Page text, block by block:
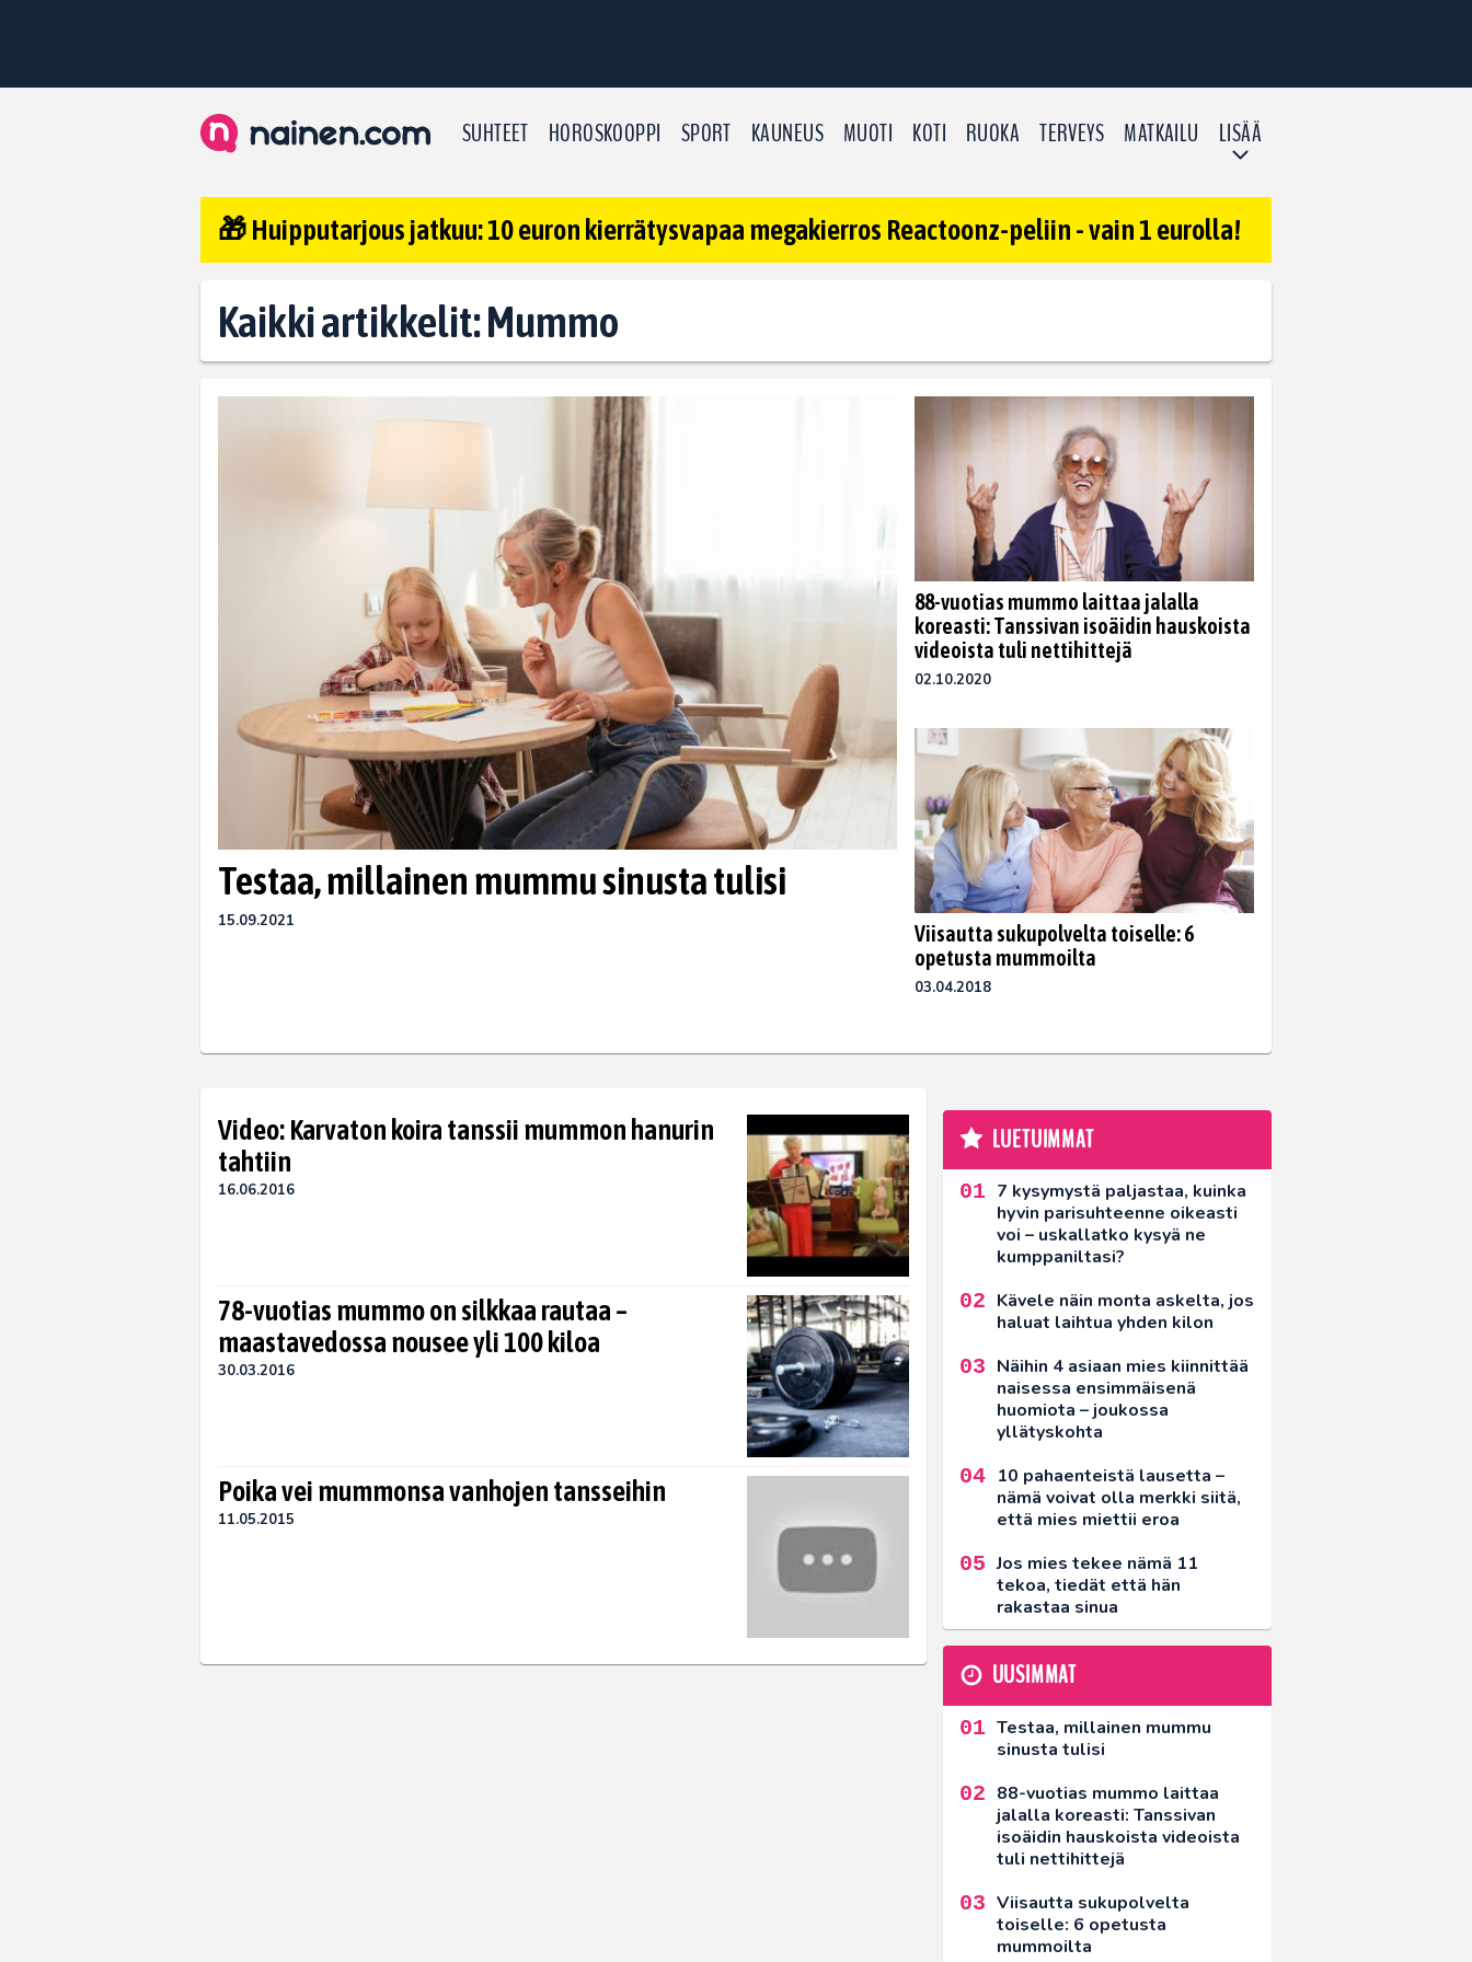
SUHTEET HOROSKOOPPI SPORT KAUNEUS MUOTI KOTI RUOKA TERVEYS MATKAILU LISÄÄ
🎁 Huipputarjous jatkuu: 10 euron kierrätysvapaa megakierros Reactoonz-peliin - vain 1 eurolla!
Kaikki artikkelit: Mummo
Testaa, millainen mummu sinusta tulisi
15.09.2021
88-vuotias mummo laittaa jalalla
koreasti: Tanssivan isoäidin hauskoista
videoista tuli nettihittejä
02.10.2020
Viisautta sukupolvelta toiselle: 6
opetusta mummoilta
03.04.2018
Video: Karvaton koira tanssii mummon hanurin
tahtiin
16.06.2016
78-vuotias mummo on silkkaa rautaa –
maastavedossa nousee yli 100 kiloa
30.03.2016
Poika vei mummonsa vanhojen tansseihin
11.05.2015
LUETUIMMAT
7 kysymystä paljastaa, kuinka
hyvin parisuhteenne oikeasti
voi – uskallatko kysyä ne
kumppaniltasi?
Kävele näin monta askelta, jos
haluat laihtua yhden kilon
Näihin 4 asiaan mies kiinnittää
naisessa ensimmäisenä
huomiota – joukossa
yllätyskohta
10 pahaenteistä lausetta –
nämä voivat olla merkki siitä,
että mies miettii eroa
Jos mies tekee nämä 11
tekoa, tiedät että hän
rakastaa sinua
UUSIMMAT
Testaa, millainen mummu
sinusta tulisi
88-vuotias mummo laittaa
jalalla koreasti: Tanssivan
isoäidin hauskoista videoista
tuli nettihittejä
Viisautta sukupolvelta
toiselle: 6 opetusta
mummoilta